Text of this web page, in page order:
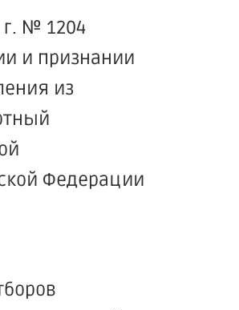
г. № 1204
и признании
из
Федерации